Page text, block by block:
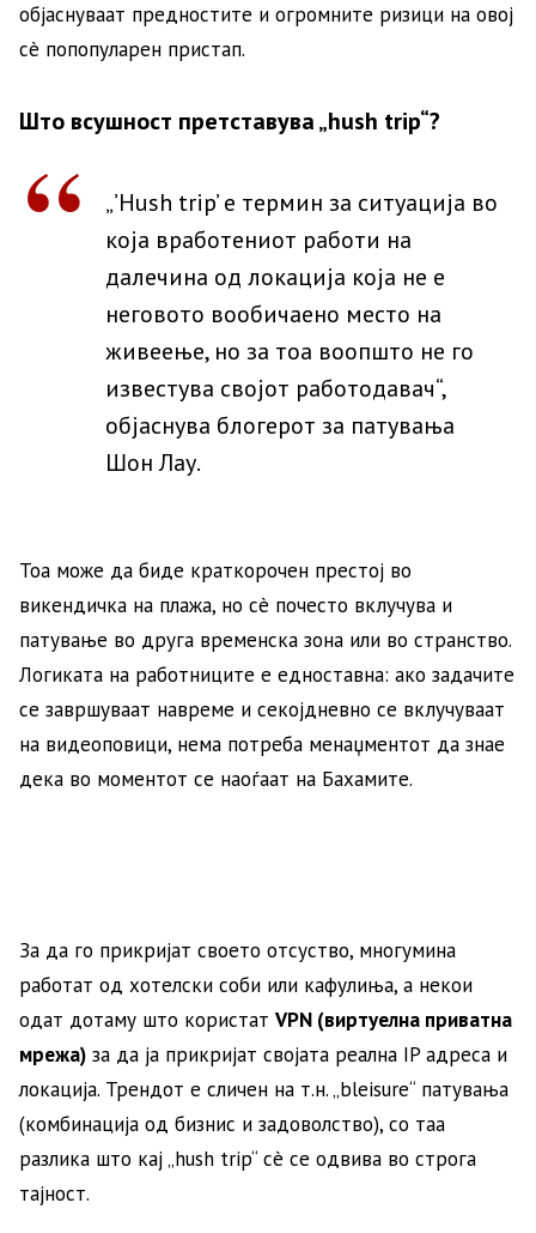
објаснуваат предностите и огромните ризици на овој
сè попопуларен пристап.
Што всушност претставува „hush trip“?
„’Hush trip’ е термин за ситуација во
која вработениот работи на
далечина од локација која не е
неговото вообичаено место на
живеење, но за тоа воопшто не го
известува својот работодавач“,
објаснува блогерот за патувања
Шон Лау.
Тоа може да биде краткорочен престој во
викендичка на плажа, но сè почесто вклучува и
патување во друга временска зона или во странство.
Логиката на работниците е едноставна: ако задачите
се завршуваат навреме и секојдневно се вклучуваат
на видеоповици, нема потреба менаџментот да знае
дека во моментот се наоѓаат на Бахамите.
За да го прикријат своето отсуство, многумина
работат од хотелски соби или кафулиња, а некои
одат дотаму што користат VPN (виртуелна приватна
мрежа) за да ја прикријат својата реална IP адреса и
локација. Трендот е сличен на т.н. „bleisure“ патувања
(комбинација од бизнис и задоволство), со таа
разлика што кај „hush trip“ сè се одвива во строга
тајност.